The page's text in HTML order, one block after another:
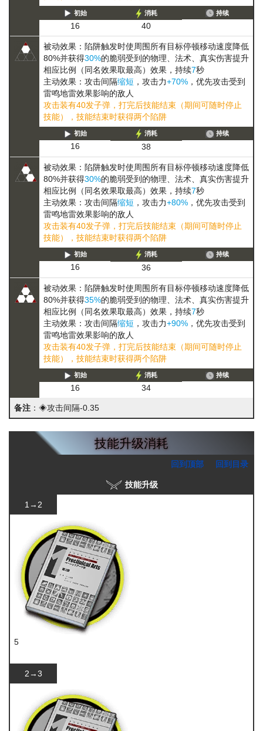
初始
16
消耗
40
持续
被动效果：陷阱触发时使周围所有目标停顿移动速度降低
80%并获得30%的脆弱受到的物理、法术、真实伤害提升
相应比例（同名效果取最高） 效果，持续7秒
主动效果：攻击间隔缩短 ，攻击力+70% ，优先攻击受到
雷鸣地雷效果影响的敌人
攻击装有40发子弹，打完后技能结束（期间可随时停止
技能），技能结束时获得两个陷阱
初始
16
消耗
38
持续
被动效果：陷阱触发时使周围所有目标停顿移动速度降低
80%并获得30%的脆弱受到的物理、法术、真实伤害提升
相应比例（同名效果取最高） 效果，持续7秒
主动效果：攻击间隔缩短 ，攻击力+80% ，优先攻击受到
雷鸣地雷效果影响的敌人
攻击装有40发子弹，打完后技能结束（期间可随时停止
技能），技能结束时获得两个陷阱
初始
16
消耗
36
持续
被动效果：陷阱触发时使周围所有目标停顿移动速度降低
80%并获得35%的脆弱受到的物理、法术、真实伤害提升
相应比例（同名效果取最高） 效果，持续7秒
主动效果：攻击间隔缩短 ，攻击力+90% ，优先攻击受到
雷鸣地雷效果影响的敌人
攻击装有40发子弹，打完后技能结束（期间可随时停止
技能），技能结束时获得两个陷阱
初始
16
消耗
34
持续
备注 ：◈攻击间隔-0.35
技能升级消耗
回到顶部 回到目录
技能升级
1→2
5
2→3